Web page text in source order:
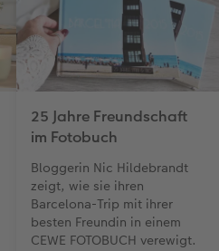
25 Jahre Freundschaft
im Fotobuch
Bloggerin Nic Hildebrandt
zeigt, wie sie ihren
Barcelona-Trip mit ihrer
besten Freundin in einem
CEWE FOTOBUCH verewigt.